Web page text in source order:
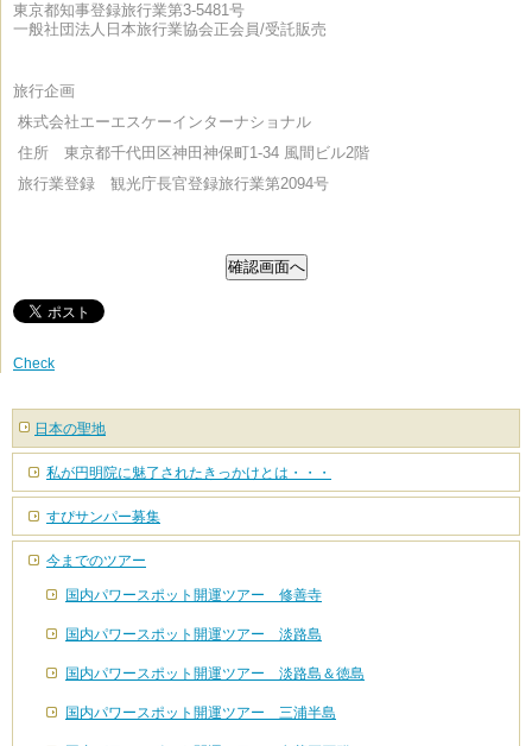
東京都知事登録旅行業第3-5481号
一般社団法人日本旅行業協会正会員/受託販売
旅行企画
株式会社エーエスケーインターナショナル
住所 東京都千代田区神田神保町1-34 風間ビル2階
旅行業登録 観光庁長官登録旅行業第2094号
Check
日本の聖地
私が円明院に魅了されたきっかけとは・・・
すぴサンパー募集
今までのツアー
国内パワースポット開運ツアー 修善寺
国内パワースポット開運ツアー 淡路島
国内パワースポット開運ツアー 淡路島＆徳島
国内パワースポット開運ツアー 三浦半島